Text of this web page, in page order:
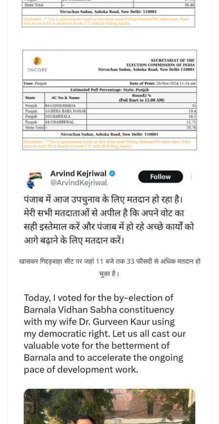
खासकर गिद्दड़बाहा सीट पर जहां 11 बजे तक 33 फीसदी से अधिक मतदान हो
चुका है।